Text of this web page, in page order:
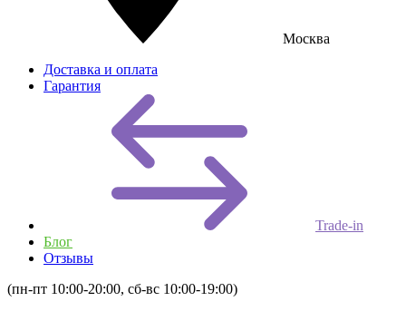
Москва
Доставка и оплата
Гарантия
Trade-in
Блог
Отзывы
(пн-пт 10:00-20:00, сб-вс 10:00-19:00)